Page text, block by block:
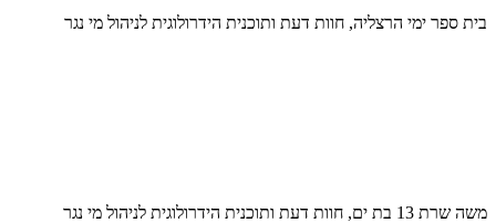
בית ספר ימי הרצליה, חוות דעת ותוכנית הידרולוגית לניהול מי נגר
משה שרת 13 בת ים, חוות דעת ותוכנית הידרולוגית לניהול מי נגר